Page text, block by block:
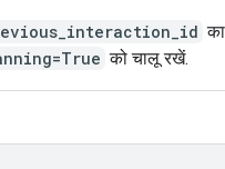
को चालू रखें.